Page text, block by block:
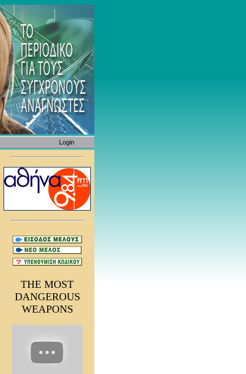
Login
THE MOST
DANGEROUS
WEAPONS